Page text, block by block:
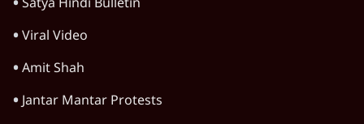
Satya Hindi Bulletin
Viral Video
Amit Shah
Jantar Mantar Protests